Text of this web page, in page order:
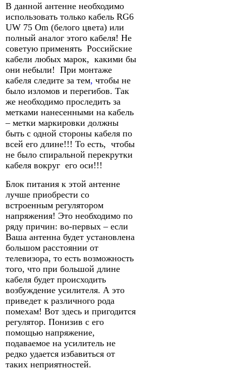
В данной антенне необходимо
использовать только кабель RG6
UW 75 Om (белого цвета) или
полный аналог этого кабеля! Не
советую применять Российские
кабели любых марок, какими бы
они небыли! При монтаже
кабеля следите за тем, чтобы не
было изломов и перегибов. Так
же необходимо проследить за
метками нанесенными на кабель
– метки маркировки должны
быть с одной стороны кабеля по
всей его длине!!! То есть, чтобы
не было спиральной перекрутки
кабеля вокруг его оси!!!
Блок питания к этой антенне
лучше приобрести со
встроенным регулятором
напряжения! Это необходимо по
ряду причин: во-первых – если
Ваша антенна будет установлена
большом расстоянии от
телевизора, то есть возможность
того, что при большой длине
кабеля будет происходить
возбуждение усилителя. А это
приведет к различного рода
помехам! Вот здесь и пригодится
регулятор. Понизив с его
помощью напряжение,
подаваемое на усилитель не
редко удается избавиться от
таких неприятностей.